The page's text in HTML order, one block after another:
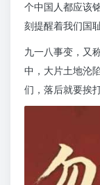
个中国人都应该
刻提醒着我们国
九一八事变，又
中，大片土地沦
们，落后就要挨打